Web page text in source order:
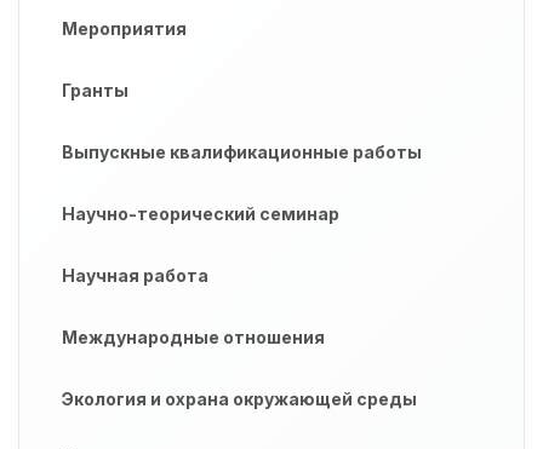
Мероприятия
Гранты
Выпускные квалификационные работы
Научно-теорический семинар
Научная работа
Международные отношения
Экология и охрана окружающей среды